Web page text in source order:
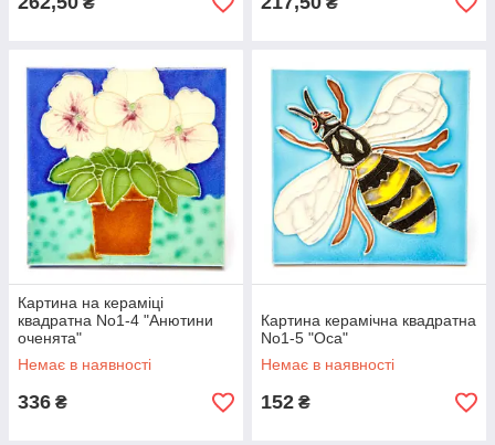
Картина на кераміці
квадратна No1-4 "Анютини
оченята"
Немає в наявності
336 ₴
Картина керамічна квадратна
No1-5 "Оса"
Немає в наявності
152 ₴